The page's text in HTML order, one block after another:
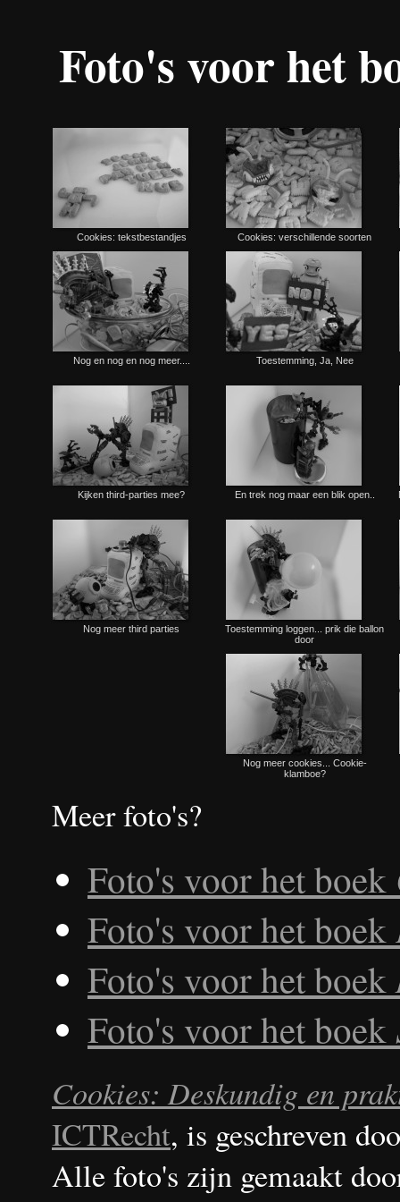
Foto's voor het
Cookies: tekstbestandjes Cookies: verschillende soorten
Nog en nog en nog meer.... Toestemming, Ja, Nee
Kijken third-parties mee? En trek nog maar een blik open..
Nog meer third parties
Toestemming loggen... prik die ballon
door
Nog meer cookies... Cookie-
klamboe?
Meer foto's?
Foto's voor het boek
Foto's voor het boek
Foto's voor het boek
Foto's voor het boek
Cookies: Deskundig en
ICTRecht, is geschreven
Alle foto's zijn gemaakt